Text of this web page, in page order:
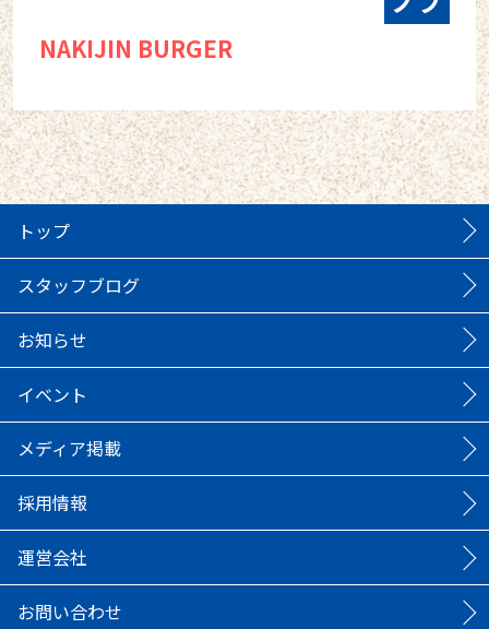
NAKIJIN BURGER
トップ
スタッフブログ
お知らせ
イベント
メディア掲載
採用情報
運営会社
お問い合わせ